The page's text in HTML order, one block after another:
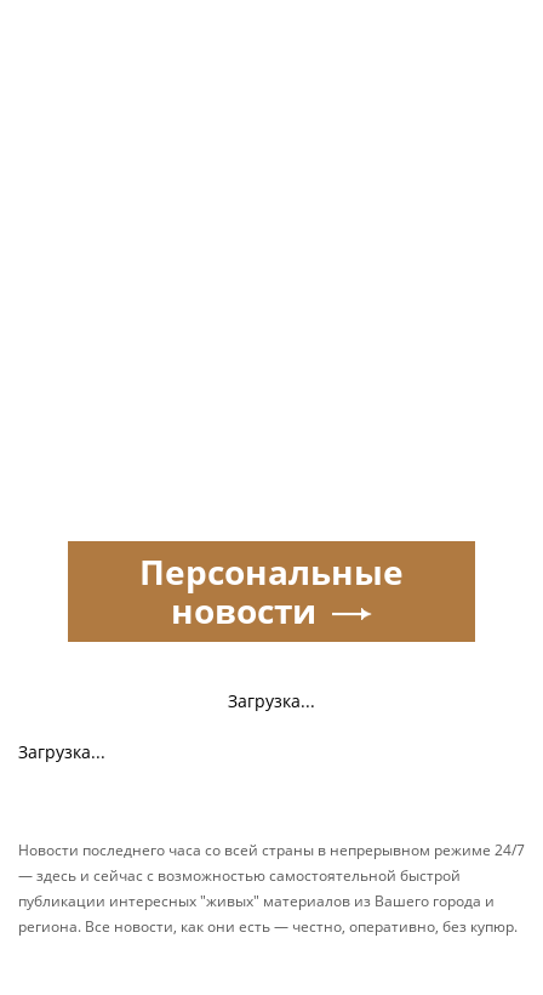
Загрузка...
Загрузка...
Персональные
новости
Новости последнего часа со всей страны в непрерывном режиме 24/7
— здесь и сейчас с возможностью самостоятельной быстрой
публикации интересных "живых" материалов из Вашего города и
региона. Все новости, как они есть — честно, оперативно, без купюр.